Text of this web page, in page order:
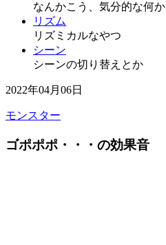
なんかこう、気分的な何か
リズム
リズミカルなやつ
シーン
シーンの切り替えとか
2022年04月06日
モンスター
ゴポポポ・・・の効果音